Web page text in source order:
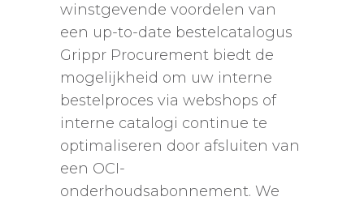
winstgevende voordelen van
een up-to-date bestelcatalogus
Grippr Procurement biedt de
mogelijkheid om uw interne
bestelproces via webshops of
interne catalogi continue te
optimaliseren door afsluiten van
een OCI-
onderhoudsabonnement. We